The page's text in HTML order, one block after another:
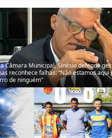
Câmara Municipal, Sinésio defende
reconhece falhas: “Não estamos
de ninguém”